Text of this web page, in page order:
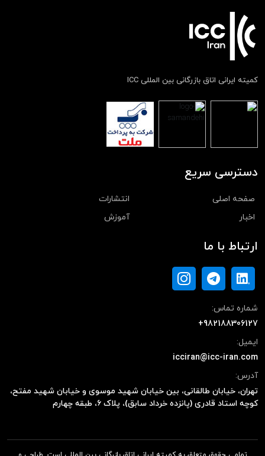
کمیته ایرانی اتاق بازرگانی بین المللی ICC
دسترسی سریع
صفحه اصلی
انتشارات
اخبار
آموزش
ارتباط با ما
شماره تماس:
+982188306127
ایمیل:
icciran@icc-iran.com
آدرس:
تهران، خیابان طالقانی، بین خیابان شهید موسوی و خیابان شهید مفتح،
کوچه استاد قادری (پانزده خرداد سابق)، پلاک ۶، طبقه چهارم